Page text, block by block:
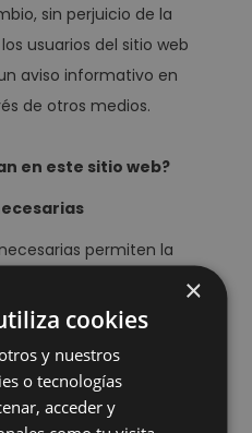
sin perjuicio de la
usuarios del sitio web
aviso informativo en
de otros medios.
en este sitio web?
permiten la
web, como el inicio de
de cuentas. El sitio web no
×
cookies
y nuestros
o tecnologías
acceder y